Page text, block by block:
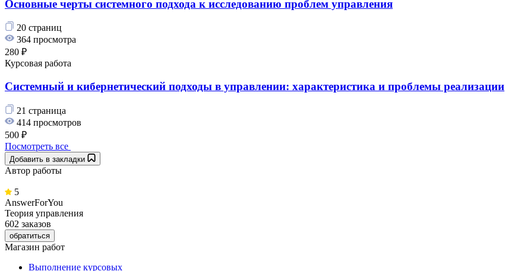
Основные черты системного подхода к исследованию проблем управления
20 страниц
364 просмотра
280 ₽
Курсовая работа
Системный и кибернетический подходы в управлении: характеристика и проблемы реализации
21 страница
414 просмотров
500 ₽
Посмотреть все
Добавить в закладки
Автор работы
5
AnswerForYou
Теория управления
602 заказов
обратиться
Магазин работ
Выполнение курсовых